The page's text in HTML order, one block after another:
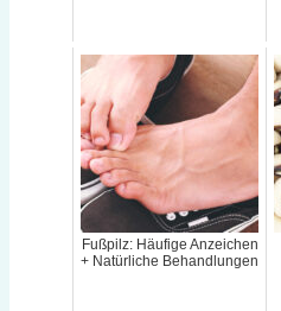
Fußpilz: Häufige Anzeichen
+ Natürliche Behandlungen